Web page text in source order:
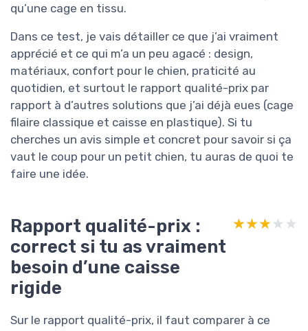
qu’une cage en tissu.
Dans ce test, je vais détailler ce que j’ai vraiment
apprécié et ce qui m’a un peu agacé : design,
matériaux, confort pour le chien, praticité au
quotidien, et surtout le rapport qualité-prix par
rapport à d’autres solutions que j’ai déjà eues (cage
filaire classique et caisse en plastique). Si tu
cherches un avis simple et concret pour savoir si ça
vaut le coup pour un petit chien, tu auras de quoi te
faire une idée.
Rapport qualité-prix :
correct si tu as vraiment
besoin d’une caisse
rigide
★★★★★
★★★★★
Sur le rapport qualité-prix, il faut comparer à ce